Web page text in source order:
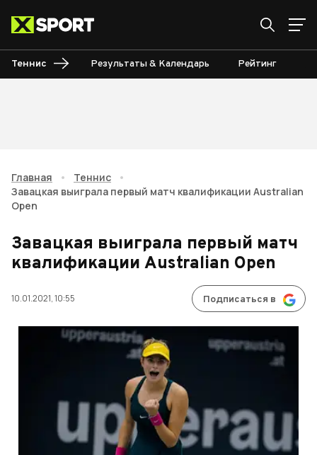
Теннис Результаты & Календарь Рейтинг
Главная • Теннис
•
Завацкая выиграла первый матч квалификации Australian
Open
Завацкая выиграла первый матч
квалификации Australian Open
10.01.2021, 10:55 Подписаться в